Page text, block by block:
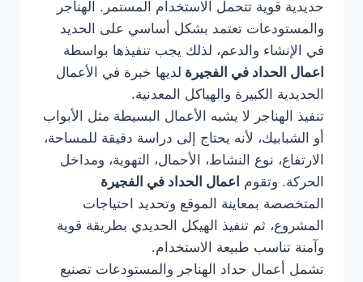
حديدية قوية تتحمل الاستخدام المستمر. الهناجر
والمستودعات تعتمد بشكل أساسي على الحديد
في الإنشاء والدعم، لذلك يجب تنفيذها بواسطة
اعمال الحداد في الفجيرة لديها خبرة في الأعمال
الحديدية الكبيرة والهياكل المعدنية.
تنفيذ الهناجر لا يشبه الأعمال البسيطة مثل الأبواب
أو الشبابيك، لأنه يحتاج إلى دراسة دقيقة للمساحة،
الارتفاع، نوع النشاط، الأحمال، التهوية، ومداخل
الحركة. وتقوم اعمال الحداد في الفجيرة
المتخصصة بمعاينة الموقع وتحديد احتياجات
المشروع، ثم تنفيذ الهيكل الحديدي بطريقة قوية
وآمنة تناسب طبيعة الاستخدام.
تشمل أعمال حداد الهناجر والمستودعات تصنيع